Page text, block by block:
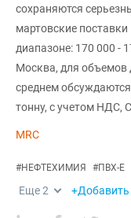
сохраняются
мартовские
диапазоне: 170 000 -
Москва, для объемов
среднем
тонну, с учетом НДС,
MRC
#НЕФТЕХИМИЯ #ПВХ-Е
Еще2 +Добавить